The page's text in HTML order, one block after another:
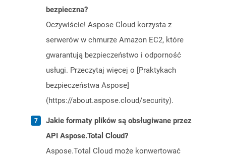
bezpieczna?
Oczywiście! Aspose Cloud korzysta z
serwerów w chmurze Amazon EC2, które
gwarantują bezpieczeństwo i odporność
usługi. Przeczytaj więcej o [Praktykach
bezpieczeństwa Aspose]
(https://about.aspose.cloud/security).
Jakie formaty plików są obsługiwane przez
API Aspose.Total Cloud?
Aspose.Total Cloud może konwertować